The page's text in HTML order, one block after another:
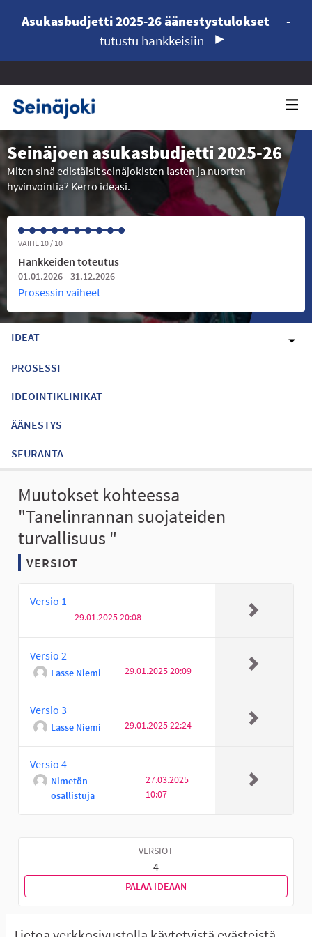
Asukasbudjetti 2025-26 äänestystulokset
-
tutustu hankkeisiin
Seinäjoen asukasbudjetti 2025-26
Miten sinä edistäisit seinäjokisten lasten ja nuorten
hyvinvointia? Kerro ideasi.
VAIHE 10 / 10
Hankkeiden toteutus
01.01.2026 - 31.12.2026
Prosessin vaiheet
IDEAT
PROSESSI
IDEOINTIKLINIKAT
ÄÄNESTYS
SEURANTA
Muutokset kohteessa
"Tanelinrannan suojateiden
turvallisuus "
VERSIOT
Versio 1
29.01.2025 20:08
Versio 2
Lasse Niemi 29.01.2025 20:09
Versio 3
Lasse Niemi 29.01.2025 22:24
Versio 4
Nimetön
osallistuja
27.03.2025
10:07
VERSIOT
4
PALAA IDEAAN